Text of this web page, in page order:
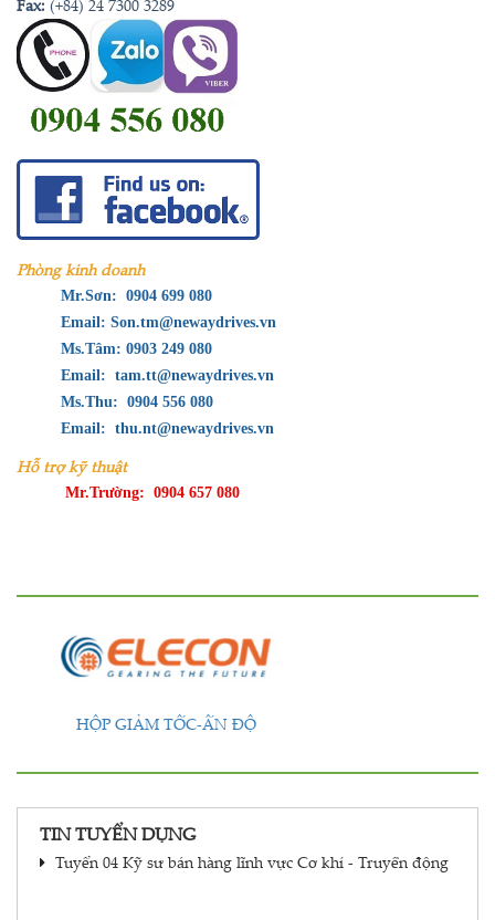
Fax: (+84) 24 7300 3289
Phòng kinh doanh
Mr.Sơn: 0904 699 080
Email: Son.tm@newaydrives.vn
Ms.Tâm: 0903 249 080
Email: tam.tt@newaydrives.vn
Ms.Thu: 0904 556 080
Email: thu.nt@newaydrives.vn
Hỗ trợ kỹ thuật
Mr.Trường: 0904 657 080
TIN TUYỂN DỤNG
Tuyển 04 Kỹ sư bán hàng lĩnh vực Cơ khí - Truyền động